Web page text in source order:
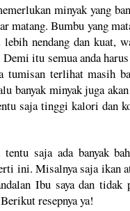
emerlukan minyak yang
matang.Bumbu yang
lebih nendang dan kuat,
Demi itu semua anda
tumisan terlihatmasih
u banyak minyak juga
saja tinggikalori dan
saja ada banyak
ini. Misalnya saja ikan
Ibu sayadan tidak
resepnya ya!